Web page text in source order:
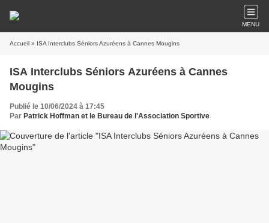
MENU
Accueil » ISA Interclubs Séniors Azuréens à Cannes Mougins
ISA Interclubs Séniors Azuréens à Cannes
Mougins
Publié le 10/06/2024 à 17:45
Par Patrick Hoffman et le Bureau de l'Association Sportive